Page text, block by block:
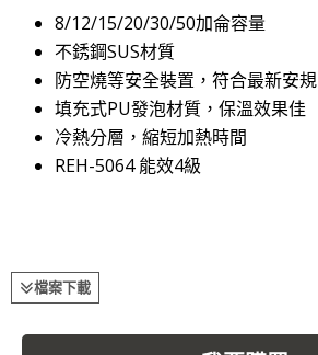
8/12/15/20/30/50加侖容量
不銹鋼SUS材質
防空燒等安全裝置，符合最新安規
填充式PU發泡材質，保溫效果佳
冷熱分層，縮短加熱時間
REH-5064 能效4級
檔案下載